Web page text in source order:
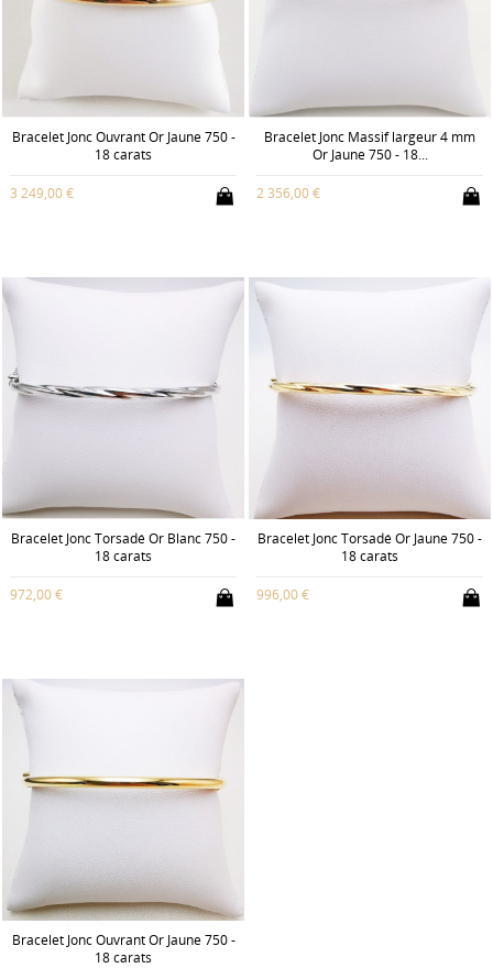
Bracelet Jonc Ouvrant Or Jaune 750 -
18 carats
3 249,00 €
Bracelet Jonc Massif largeur 4 mm
Or Jaune 750 - 18...
2 356,00 €
Bracelet Jonc Torsadé Or Blanc 750 -
18 carats
972,00 €
Bracelet Jonc Torsadé Or Jaune 750 -
18 carats
996,00 €
Bracelet Jonc Ouvrant Or Jaune 750 -
18 carats